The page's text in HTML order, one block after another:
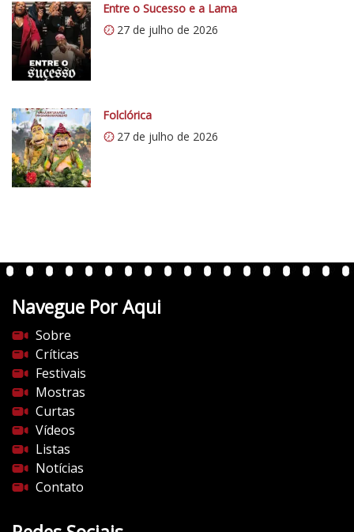
0
.
w
p
.
c
o
m
/
v
n
e
s
d
o
c
i
n
e
m
a
c
Entre o Sucesso e a Lama
27 de julho de 2026
Folclórica
27 de julho de 2026
Navegue Por Aqui
Sobre
Críticas
Festivais
Mostras
Curtas
Vídeos
Listas
Notícias
Contato